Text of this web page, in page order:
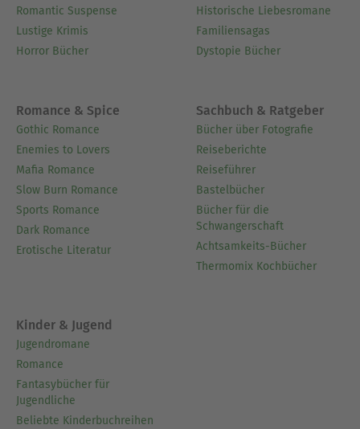
Romantic Suspense
Lustige Krimis
Horror Bücher
Historische Liebesromane
Familiensagas
Dystopie Bücher
Romance & Spice
Gothic Romance
Enemies to Lovers
Mafia Romance
Slow Burn Romance
Sports Romance
Dark Romance
Erotische Literatur
Sachbuch & Ratgeber
Bücher über Fotografie
Reiseberichte
Reiseführer
Bastelbücher
Bücher für die
Schwangerschaft
Achtsamkeits-Bücher
Thermomix Kochbücher
Kinder & Jugend
Jugendromane
Romance
Fantasybücher für
Jugendliche
Beliebte Kinderbuchreihen